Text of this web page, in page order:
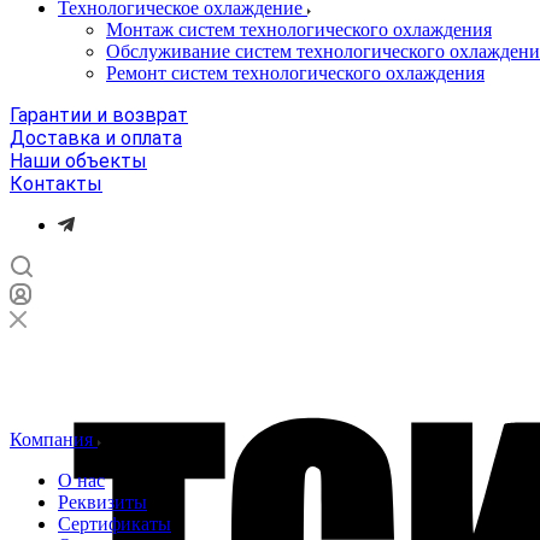
Технологическое охлаждение
Монтаж систем технологического охлаждения
Обслуживание систем технологического
Ремонт систем технологического охлаждения
Гарантии и возврат
Доставка и оплата
Наши объекты
Контакты
Компания
О нас
Реквизиты
Сертификаты